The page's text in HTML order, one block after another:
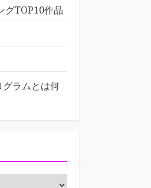
グTOP10作品
グラムとは何